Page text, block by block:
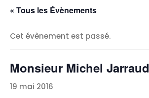
« Tous les Évènements
Cet évènement est passé.
Monsieur Michel Jarraud
19 mai 2016